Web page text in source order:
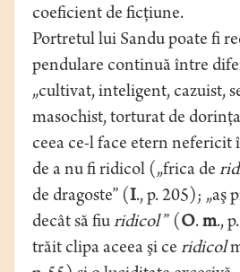
coeficient de ficţiune.
Portretul lui Sandu poate fi
pendulare continuă între
„cultivat, inteligent, cazuist,
masochist, torturat de
ceea ce-l face etern nefericit
de a nu fi ridicol („frica de
de dragoste” (I., p. 205); „aş
decât să fiuridicol” (O.m.,
trăit clipa aceea şi ce ridicol